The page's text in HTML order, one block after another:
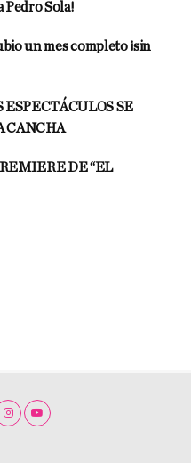
Pedro Sola!
un mes completo ¡sin
ESPECTÁCULOS SE
CANCHA
DE “EL